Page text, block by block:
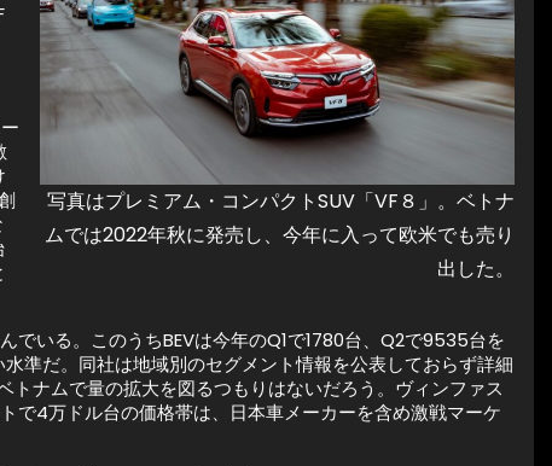
写真はプレミアム・コンパクトSUV「VF８」。ベトナ
ムでは2022年秋に発売し、今年に入って欧米でも売り
出した。
いる。このうちBEVは今年のQ1で1780台、Q2で9535台を
準だ。同社は地域別のセグメント情報を公表しておらず詳細
ナムで量の拡大を図るつもりはないだろう。ヴィンファス
で4万ドル台の価格帯は、日本車メーカーを含め激戦マーケ